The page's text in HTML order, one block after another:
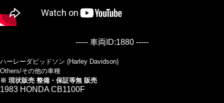
----- 車両ID:1880 -----
ハーレーダビッドソン (Harley Davidson)
Others/その他の車種
※ 現状販売 整備・保証等無 販売
1983 HONDA CB1100F